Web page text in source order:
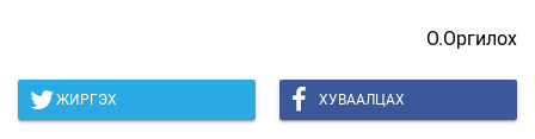
О.Оргилох
ЖИРГЭХ ХУВААЛЦАХ